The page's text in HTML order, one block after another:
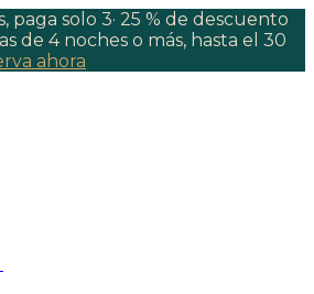
paga solo 3· 25 % de descuento
de 4 noches o más, hasta el 30
ahora